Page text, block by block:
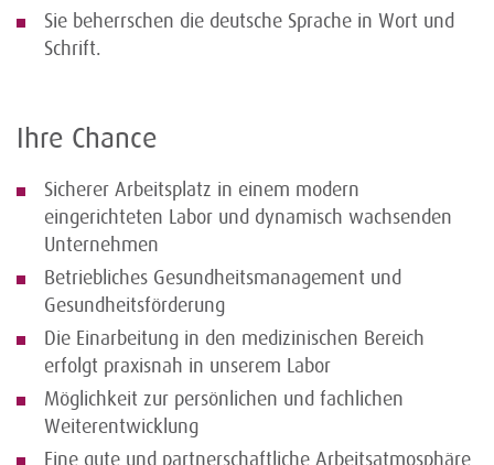
Sie beherrschen die deutsche Sprache in Wort und
Schrift.
Ihre Chance
Sicherer Arbeitsplatz in einem modern
eingerichteten Labor und dynamisch wachsenden
Unternehmen
Betriebliches Gesundheitsmanagement und
Gesundheitsförderung
Die Einarbeitung in den medizinischen Bereich
erfolgt praxisnah in unserem Labor
Möglichkeit zur persönlichen und fachlichen
Weiterentwicklung
Eine gute und partnerschaftliche Arbeitsatmosphäre